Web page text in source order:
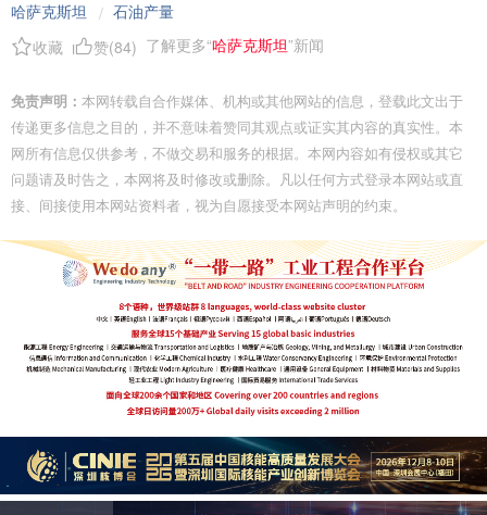
哈萨克斯坦 / 石油产量
收藏
赞(84) 了解更多“哈萨克斯坦”新闻
免责声明： 本网转载自合作媒体、机构或其他网站的信息，登载此文出于
传递更多信息之目的，并不意味着赞同其观点或证实其内容的真实性。本
网所有信息仅供参考，不做交易和服务的根据。本网内容如有侵权或其它
问题请及时告之，本网将及时修改或删除。凡以任何方式登录本网站或直
接、间接使用本网站资料者，视为自愿接受本网站声明的约束。